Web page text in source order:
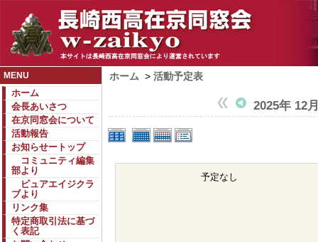
MENU
ホーム
会長あいさつ
在京同窓会について
活動報告
お知らせートップ
コミュニティ編集
部より
ピュアエイジクラ
ブより
リンク集
特定商取引法に基づ
く表記
ホーム > 活動予定表
2025年 12
予定なし